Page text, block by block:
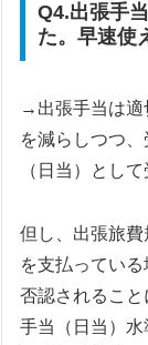
Q4.出張手
た。早速使
→出張手当は適
を減らしつつ
（日当）とし
但し、出張旅費
を支払ってい
否認されるこ
手当（日当）